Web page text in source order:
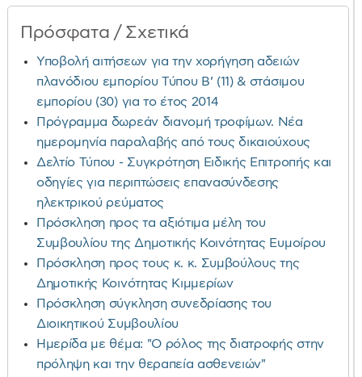
Πρόσφατα / Σχετικά
Υποβολή αιτήσεων για την χορήγηση αδειών
πλανόδιου εμπορίου Τύπου Β’ (11) & στάσιμου
εμπορίου (30) για το έτος 2014
Πρόγραμμα δωρεάν διανομή τροφίμων. Νέα
ημερομηνία παραλαβής από τους δικαιούχους
Δελτίο Τύπου - Συγκρότηση Ειδικής Επιτροπής και
οδηγίες για περιπτώσεις επανασύνδεσης
ηλεκτρικού ρεύματος
Πρόσκληση προς τα αξιότιμα μέλη του
Συμβουλίου της Δημοτικής Κοινότητας Ευμοίρου
Πρόσκληση προς τους κ. κ. Συμβούλους της
Δημοτικής Κοινότητας Κιμμερίων
Πρόσκληση σύγκληση συνεδρίασης του
Διοικητικού Συμβουλίου
Ημερίδα με θέμα: "Ο ρόλος της διατροφής στην
πρόληψη και την θεραπεία ασθενειών"